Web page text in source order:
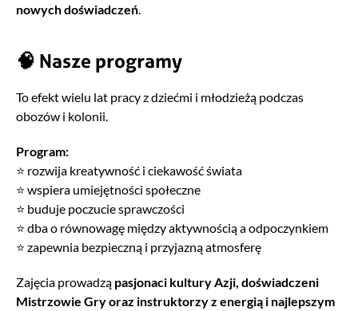
nowych doświadczeń
🧠 Nasze programy
To efekt wielu lat pracy z dziećmi i młodzieżą podczas
obozów i kolonii.
Program:
⭐ rozwija kreatywność i ciekawość świata
⭐ wspiera umiejętności społeczne
⭐ buduje poczucie sprawczości
⭐ dba o równowagę między aktywnością a odpoczynkiem
⭐ zapewnia bezpieczną i przyjazną atmosferę
Zajęcia prowadzą pasjonaci kultury Azji, doświadczeni
Mistrzowie Gry oraz instruktorzy z energią i najlepszym